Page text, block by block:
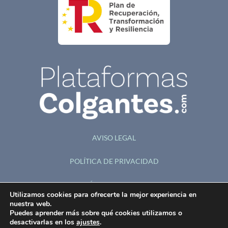
AVISO LEGAL
POLÍTICA DE PRIVACIDAD
POLÍTICA DE COOKIES
ACCESIBILIDAD
Utilizamos cookies para ofrecerte la mejor experiencia en
nuestra web.
Puedes aprender más sobre qué cookies utilizamos o
desactivarlas en los ajustes.